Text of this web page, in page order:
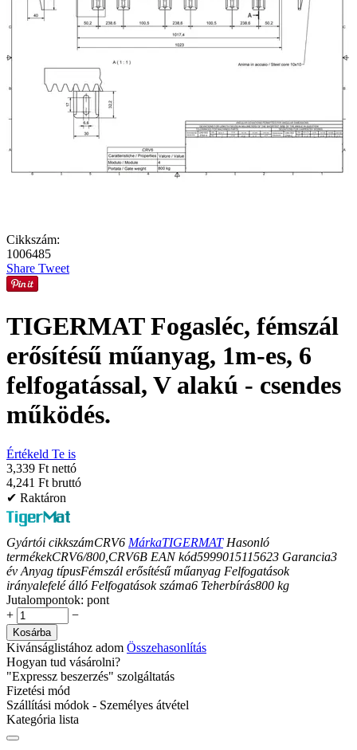
Cikkszám:
1006485
Share Tweet
TIGERMAT Fogasléc, fémszál
erősítésű műanyag, 1m-es, 6
felfogatással, V alakú - csendes
működés.
Értékeld Te is
3,339 Ft nettó
4,241 Ft bruttó
✔ Raktáron
Gyártói cikkszámCRV6 MárkaTIGERMAT Hasonló
termékekCRV6/800,CRV6B EAN kód5999015115623 Garancia3
év Anyag típusFémszál erősítésű műanyag Felfogatások
irányalefelé álló Felfogatások száma6 Teherbírás800 kg
Jutalompontok: pont
+
−
Kosárba
Kivánságlistához adom Összehasonlítás
Hogyan tud vásárolni?
"Expressz beszerzés" szolgáltatás
Fizetési mód
Szállítási módok - Személyes átvétel
Kategória lista